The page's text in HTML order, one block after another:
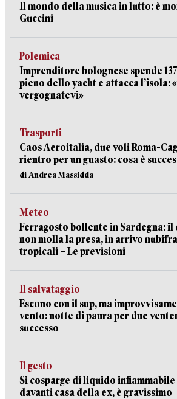
Il mondo della musica in lutto: è
Guccini
Polemica
Imprenditore bolognese spende
pieno dello yacht e attacca l’isola:
vergognatevi»
Trasporti
Caos Aeroitalia, due voli Roma-
rientro per un guasto: cosa è
di Andrea Massidda
Meteo
Ferragosto bollente in Sardegna:
non molla la presa, in arrivo
tropicali – Le previsioni
Il salvataggio
Escono con il sup, ma
vento: notte di paura per due
successo
Il gesto
Si cosparge di liquido infiammabile
davanti casa della ex, è gravissimo